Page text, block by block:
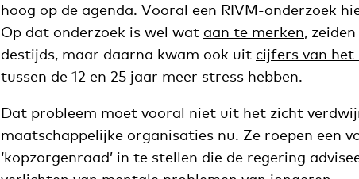
hoog op de agenda. Vooral een RIVM-onderzoek
Op dat onderzoek is wel wat aan te merken,
destijds, maar daarna kwam ook uit cijfers van het
tussen de 12 en 25 jaar meer stress hebben.
Dat probleem moet vooral niet uit het zicht
maatschappelijke organisaties nu. Ze roepen een
‘kopzorgenraad’ in te stellen die de regering